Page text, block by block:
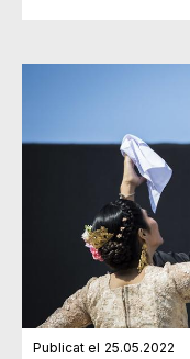
Publicat el 25.05.2022